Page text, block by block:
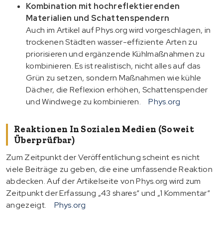
Kombination mit hochreflektierenden
Materialien und Schattenspendern
Auch im Artikel auf Phys.org wird vorgeschlagen, in
trockenen Städten wasser-effiziente Arten zu
priorisieren und ergänzende Kühlmaßnahmen zu
kombinieren. Es ist realistisch, nicht alles auf das
Grün zu setzen, sondern Maßnahmen wie kühle
Dächer, die Reflexion erhöhen, Schattenspender
und Windwege zu kombinieren.
Phys.org
Reaktionen In Sozialen Medien (soweit
Überprüfbar)
Zum Zeitpunkt der Veröffentlichung scheint es nicht
viele Beiträge zu geben, die eine umfassende Reaktion
abdecken. Auf der Artikelseite von Phys.org wird zum
Zeitpunkt der Erfassung „43 shares“ und „1 Kommentar“
angezeigt.
Phys.org